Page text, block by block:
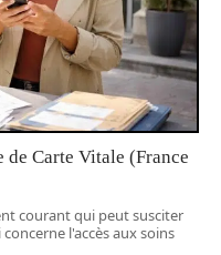
de Carte Vitale (France
courant qui peut susciter
l'accès aux soins